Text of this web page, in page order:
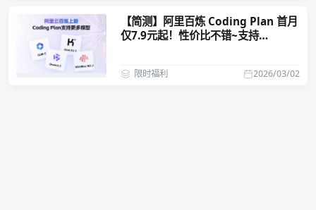
【简测】阿里百炼 Coding Plan 首月
仅7.9元起！性价比不错~支持
2026/03/02
限时福利